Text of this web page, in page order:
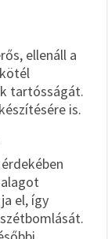
ellenáll a
tartósságát.
is.
el, így